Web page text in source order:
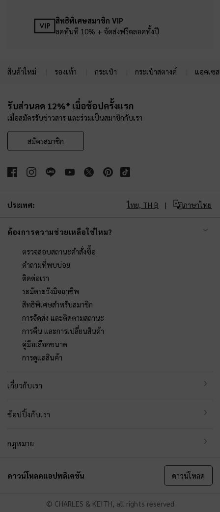
สิทธิพิเศษสมาชิก VIP
ลดทันที 10% + จัดส่งฟรีตลอดทั้งปี
สินค้าใหม่ รองเท้า กระเป๋า กระเป๋าสตางค์ แอคเซ
รับส่วนลด 12%* เมื่อช้อปครั้งแรก
เมื่อสมัครรับข่าวสาร และร่วมเป็นสมาชิกกับเรา
สมัครสมาชิก
ประเทศ: ไทย, TH ฿ ภาษาไทย
ต้องการความช่วยเหลือใช่ไหม?
ตรวจสอบสถานะคำสั่งซื้อ
คำถามที่พบบ่อย
ติดต่อเรา
ระมัดระวังมิจฉาชีพ
สิทธิพิเศษสำหรับสมาชิก
การจัดส่ง และติดตามสถานะ
การคืน และการเปลี่ยนสินค้า
คู่มือเลือกขนาด
การดูแลสินค้า
เกี่ยวกับเรา
ช้อปปิ้งกับเรา
กฎหมาย
ดาวน์โหลดแอปพลิเคชัน ดาวน์โหลด
© CHARLES & KEITH, all rights reserved